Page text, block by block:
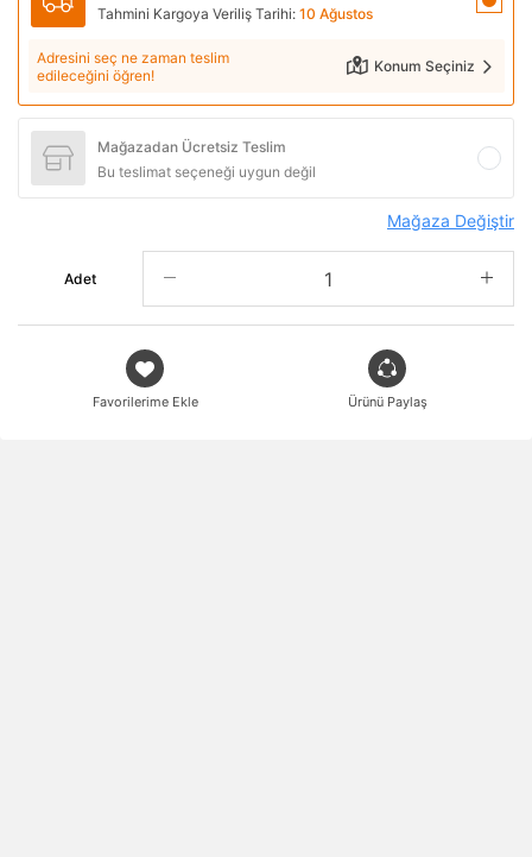
Tahmini Kargoya Veriliş Tarihi: 10 Ağustos
Adresini seç ne zaman teslim
edileceğini öğren!
Konum Seçiniz
Mağazadan Ücretsiz Teslim
Bu teslimat seçeneği uygun değil
Mağaza Değiştir
Adet
Favorilerime Ekle Ürünü Paylaş